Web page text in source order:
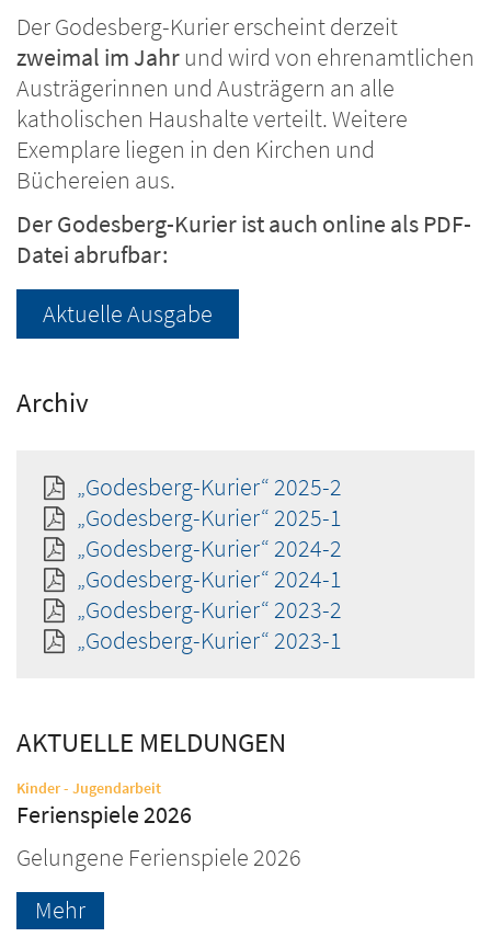
Der Godesberg-Kurier erscheint derzeit
zweimal im Jahrund wird von ehrenamtlichen
Austrägerinnen und Austrägern an alle
katholischen Haushalte verteilt. Weitere
Exemplare liegen in den Kirchen und
Büchereien aus.
Der Godesberg-Kurier ist auch online als PDF-
Datei abrufbar:
Aktuelle Ausgabe
Archiv
„Godesberg-Kurier“ 2025-2
„Godesberg-Kurier“ 2025-1
„Godesberg-Kurier“ 2024-2
„Godesberg-Kurier“ 2024-1
„Godesberg-Kurier“ 2023-2
„Godesberg-Kurier“ 2023-1
AKTUELLE MELDUNGEN
Kinder - Jugendarbeit:
Ferienspiele 2026
Gelungene Ferienspiele 2026
Mehr